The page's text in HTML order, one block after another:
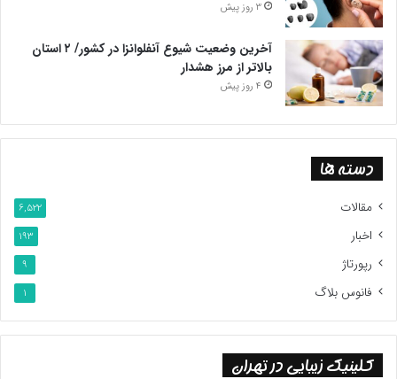
3 روز پیش
آخرین وضعیت شیوع آنفلوانزا در کشور/ ۲ استان
بالاتر از مرز هشدار
4 روز پیش
دسته ها
مقالات 6,522
اخبار 193
رپورتاژ 9
فانوس بلاگ 1
کلینیک زیبایی در تهران